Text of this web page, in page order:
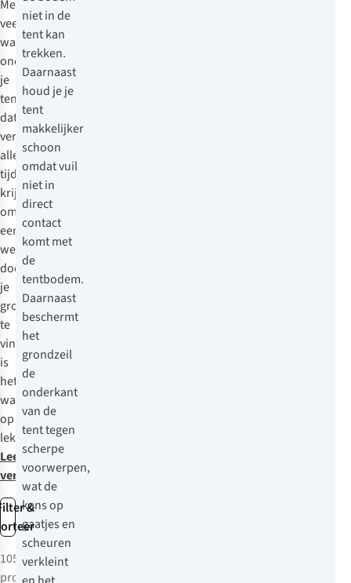
&
Met
veel
water
onder
je
tent
dat
vervolgens
alle
tijd
krijgt
om
een
weg
door
je
grondzeil
te
vinden,
is
het
wachten
op
lekkage.
Lees
verder
105
producten
niet in de
tent kan
trekken.
Daarnaast
houd je je
tent
makkelijker
schoon
omdat vuil
niet in
direct
contact
komt met
de
tentbodem.
Daarnaast
beschermt
het
grondzeil
de
onderkant
van de
tent tegen
scherpe
voorwerpen,
wat de
kans op
gaatjes en
scheuren
verkleint